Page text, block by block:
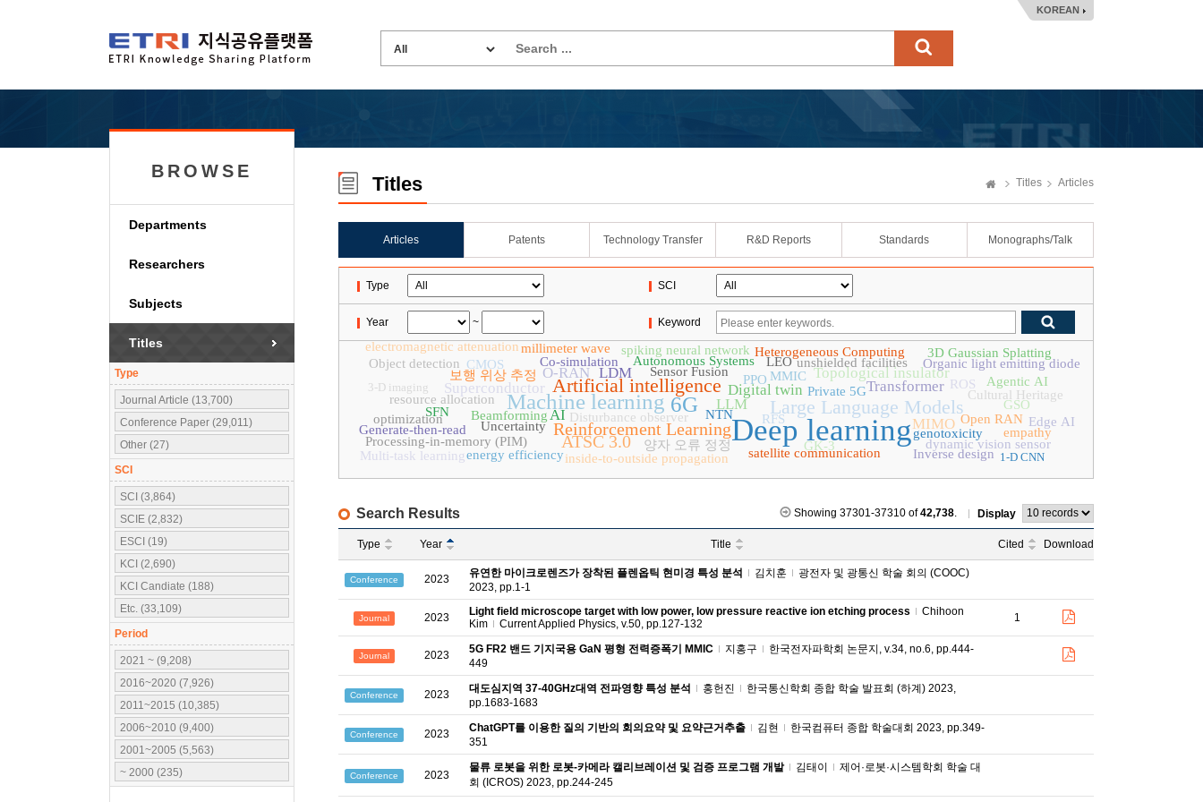
KOREAN
BROWSE
Departments
Researchers
Subjects
Titles
Type
Journal Article (13,700)
Conference Paper (29,011)
Other (27)
SCI
SCI (3,864)
SCIE (2,832)
ESCI (19)
KCI (2,690)
KCI Candiate (188)
Etc. (33,109)
Period
2021 ~ (9,208)
2016~2020 (7,926)
2011~2015 (10,385)
2006~2010 (9,400)
2001~2005 (5,563)
~ 2000 (235)
Titles Titles Articles
Articles Patents Technology Transfer R&D Reports Standards Monographs/Talk
Type SCI
Year ~ Keyword
Deep learning
6G
Machine learning Large Language Models
Artificial intelligence
Reinforcement Learning
ATSC 3.0
MIMO
AI
Digital twin
LLM
Topological insulator
LDM
Transformer
O-RAN
Superconductor
Sensor Fusion
unshielded facilities
양자 오류 정정
Disturbance observer
genotoxicity
Private 5G
MMIC
RFS
satellite communication
보행 위상 추정
Open RAN
inside-to-outside propagation
Autonomous Systems
Beamforming
spiking neural network
GK-3
Co-simulation Organic light emitting diode
dynamic vision sensor
ROS
Uncertainty
Processing-in-memory (PIM)
resource allocation
Cultural Heritage
NTN
energy efficiency
PPO
CMOS
Heterogeneous Computing
millimeter wave
empathy
electromagnetic attenuation
SFN
3D Gaussian Splatting
Agentic AI
GSO
Generate-then-read
Inverse design
Edge AI
Multi-task learning
LEO
optimization
Object detection
3-D imaging
1-D CNN
Search Results Showing 37301-37310 of42,738. Display
Type Year Title Cited Download
Conference 2023 유연한 마이크로렌즈가 장착된 플렌옵틱 현미경 특성 분석 김치훈
광전자 및 광통신 학술 회의 (COOC)
2023, pp.1-1
Journal 2023 Light field microscope target with low power, low pressure reactive ion etching process
Chihoon
Kim
Current Applied Physics, v.50, pp.127-132 1
Journal 2023 5G FR2 밴드 기지국용 GaN 평형 전력증폭기 MMIC 지홍구
한국전자파학회 논문지, v.34, no.6, pp.444-
449
Conference 2023 대도심지역 37-40GHz대역 전파영향 특성 분석 홍헌진
한국통신학회 종합 학술 발표회 (하계) 2023,
pp.1683-1683
Conference 2023 ChatGPT를 이용한 질의 기반의 회의요약 및 요약근거추출 김현
한국컴퓨터 종합 학술대회 2023, pp.349-
351
Conference 2023
물류 로봇을 위한 로봇-카메라 캘리브레이션 및 검증 프로그램 개발 김태이
제어·로봇·시스템학회 학술 대
회 (ICROS) 2023, pp.244-245